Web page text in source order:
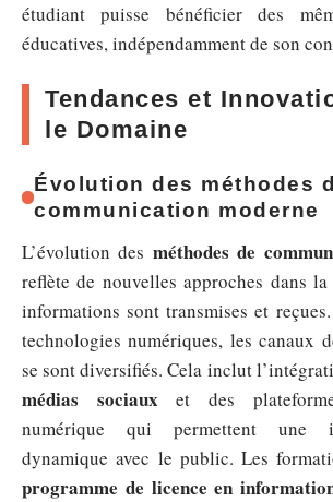
étudiant puisse bénéficier des
éducatives, indépendamment de son
Tendances et
le Domaine
Évolution des méthodes
communication moderne
L’évolution des méthodes de
reflète de nouvelles approches dans
informations sont transmises et
technologies numériques, les canaux
se sont diversifiés. Cela inclut
médias sociaux et des
numérique qui permettent une
dynamique avec le public. Les
programme de licence en